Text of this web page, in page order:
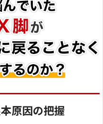
原因の把握